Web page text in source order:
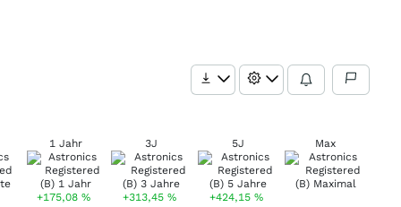
1 Jahr
+175,08%
3J
+313,45 %
5J
+424,15 %
Max